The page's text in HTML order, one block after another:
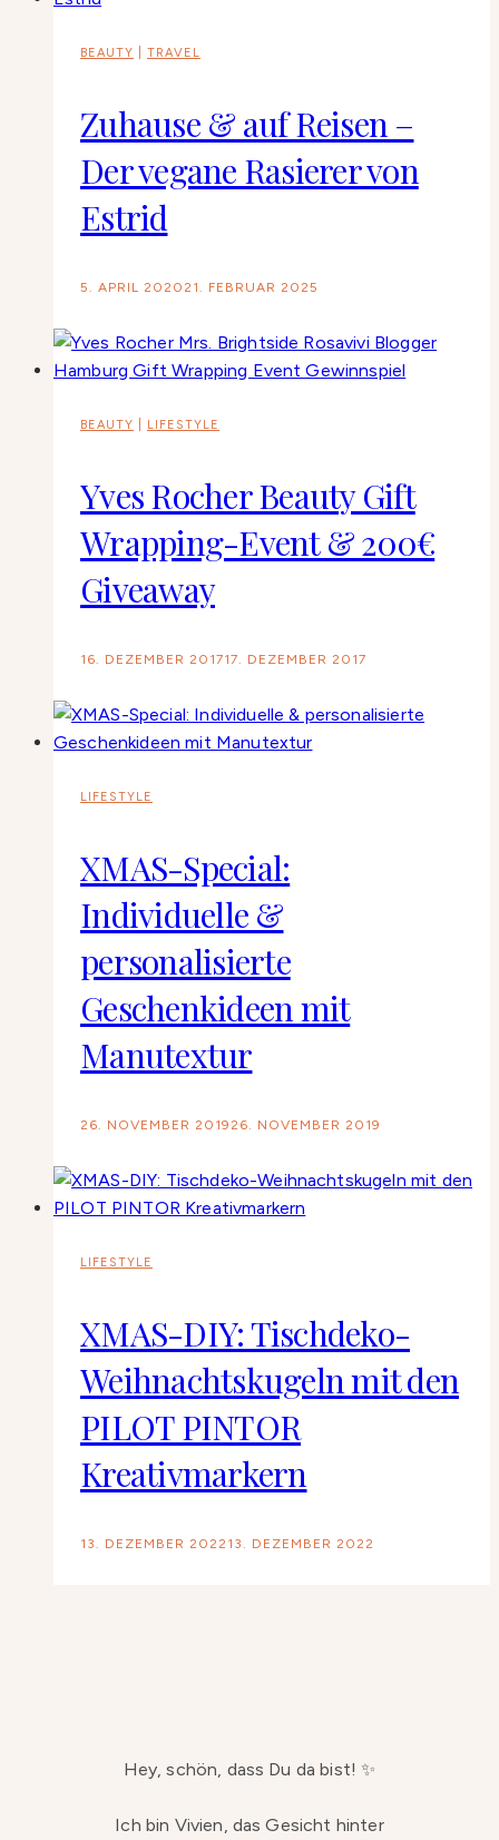
BEAUTY TRAVEL
Zuhause & auf Reisen –
Der vegane Rasierer von
Estrid
5. APRIL 2020 21. FEBRUAR 2025
BEAUTY LIFESTYLE
Yves Rocher Beauty Gift
Wrapping-Event & 200€
Giveaway
16. DEZEMBER 201717. DEZEMBER 2017
LIFESTYLE
XMAS-Special:
Individuelle &
personalisierte
Geschenkideen mit
Manutextur
26. NOVEMBER 2019 26. NOVEMBER 2019
LIFESTYLE
XMAS-DIY: Tischdeko-
Weihnachtskugeln mit den
PILOT PINTOR
Kreativmarkern
13. DEZEMBER 2022 13. DEZEMBER 2022
Hey, schön, dass Du da bist! ✨
Ich bin Vivien, das Gesicht hinter